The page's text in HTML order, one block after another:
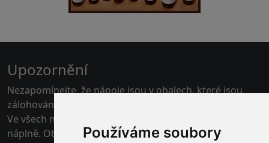
Používáme soubory
Upozornění
Nezapomínejte, že nápoje jsou v obalech, které jsou
zálohovány.
Ve všech našich skladech je možné platit kartou pouze
náplně. Obaly jen v hotovosti.